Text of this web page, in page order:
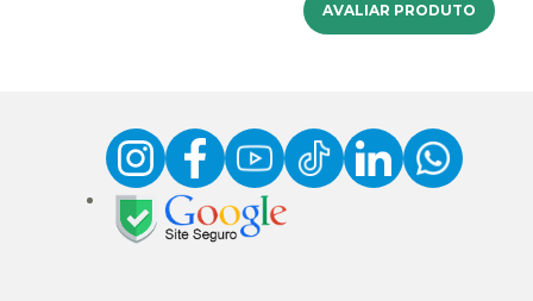
AVALIAR PRODUTO